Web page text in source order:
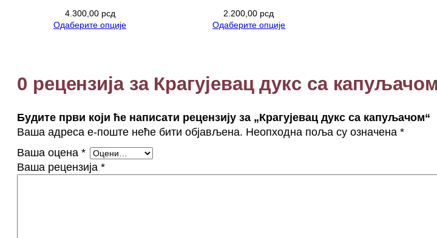
а
у
љ
4.300,00 рсд
Одаберите опције
2.200,00 рсд
Одаберите опције
0 рецензија за Крагујевац дукс са капуљачом
Будите први који ће написати рецензију за „Крагујевац дукс са капуљачом“
Ваша адреса е-поште неће бити објављена. Неопходна поља су означена *
Ваша оцена *
Ваша рецензија *